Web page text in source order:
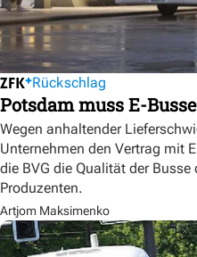
Rückschlag
Potsdam muss E-
Wegen anhaltender
Unternehmen den Vertrag mit
die BVG die Qualität der
Produzenten.
Artjom Maksimenko